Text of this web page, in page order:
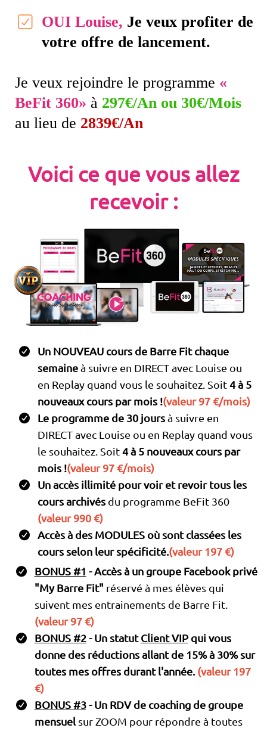
OUI Louise, Je veux profiter de
votre offre de lancement.
Je veux rejoindre le programme «
BeFit 360» à 297€/An ou 30€/Mois
au lieu de 2839€/An
Voici ce que vous allez
recevoir :
Un NOUVEAU cours de Barre Fit chaque
semaineà suivre en DIRECT avec Louise ou
en Replay quand vous le souhaitez. Soit4 à 5
nouveaux cours par mois !(valeur 97 €/mois)
Le programme de 30 joursà suivre en
DIRECT avec Louise ou en Replay quand vous
le souhaitez. Soit4 à 5 nouveaux cours par
mois !(valeur 97 €/mois)
Un accès illimité pour voir et revoir tous les
cours archivés du programme BeFit 360
(valeur 990 €)
Accès à des MODULES où sont classées les
cours selon leur spécificité.(valeur 197 €)
BONUS #1 - Accès à un groupe Facebook privé
"My Barre Fit" réservé à mes élèves qui
suivent mes entrainements de Barre Fit.
(valeur 97 €)
BONUS #2- Un statutClient VIPqui vous
donne des réductions allant de 15% à 30% sur
toutes mes offres durant l'année. (valeur 197
€)
BONUS #3- Un RDV de coaching de groupe
mensuel sur ZOOM pour répondre à toutes